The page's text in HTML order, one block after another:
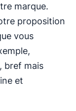
marque.
proposition
vous
bref mais
et